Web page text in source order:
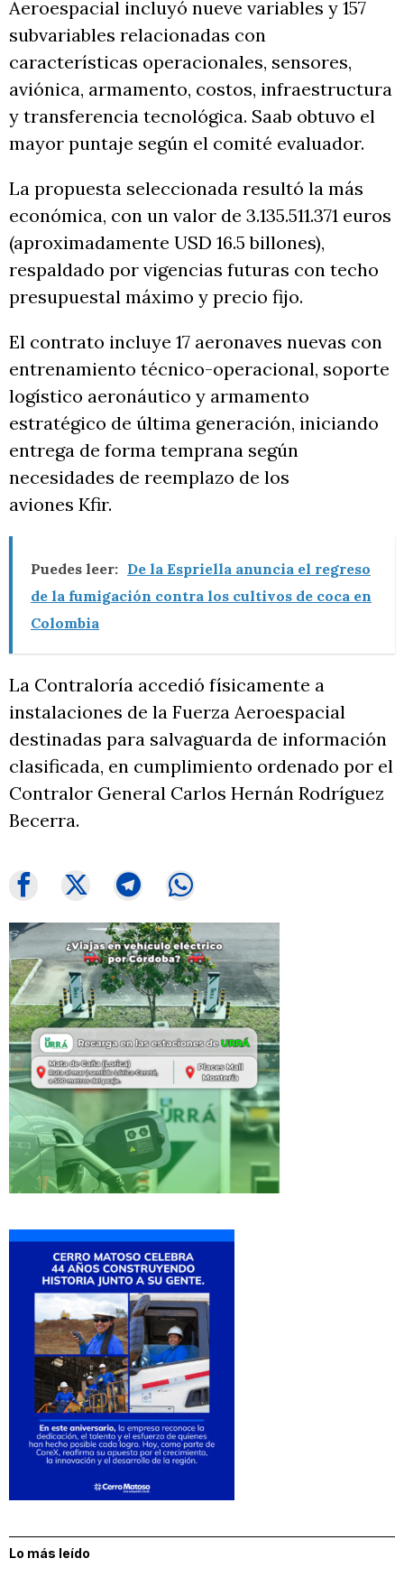
Aeroespacial incluyó nueve variables y 157
subvariables relacionadas con
características operacionales, sensores,
aviónica, armamento, costos, infraestructura
y transferencia tecnológica. Saab obtuvo el
mayor puntaje según el comité evaluador.
La propuesta seleccionada resultó la más
económica, con un valor de 3.135.511.371 euros
(aproximadamente USD 16.5 billones),
respaldado por vigencias futuras con techo
presupuestal máximo y precio fijo.
El contrato incluye 17 aeronaves nuevas con
entrenamiento técnico-operacional, soporte
logístico aeronáutico y armamento
estratégico de última generación, iniciando
entrega de forma temprana según
necesidades de reemplazo de los
aviones Kfir.
Puedes leer: De la Espriella anuncia el regreso
de la fumigación contra los cultivos de coca en
Colombia
La Contraloría accedió físicamente a
instalaciones de la Fuerza Aeroespacial
destinadas para salvaguarda de información
clasificada, en cumplimiento ordenado por el
Contralor General Carlos Hernán Rodríguez
Becerra.
Lo más leído